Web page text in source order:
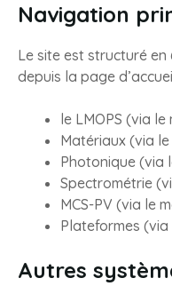
Navigation
Le site est structuré
depuis la page
le LMOPS (via
Matériaux (via
Photonique (via
Spectrométrie
MCS-PV (via le
Plateformes
Autres